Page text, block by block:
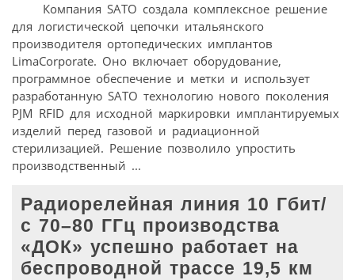
Компания SATO создала комплексное решение
для логистической цепочки итальянского
производителя ортопедических имплантов
LimaCorporate. Оно включает оборудование,
программное обеспечение и метки и использует
разработанную SATO технологию нового поколения
PJM RFID для исходной маркировки имплантируемых
изделий перед газовой и радиационной
стерилизацией. Решение позволило упростить
производственный ...
Радиорелейная линия 10 Гбит/
с 70–80 ГГц производства
«ДОК» успешно работает на
беспроводной трассе 19,5 км